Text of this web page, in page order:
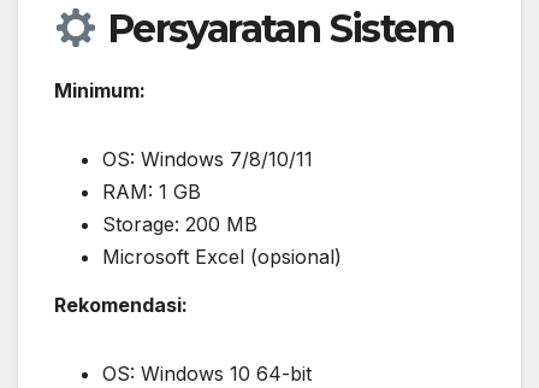
Persyaratan Sistem
Minimum:
OS: Windows 7/8/10/11
RAM: 1 GB
Storage: 200 MB
Microsoft Excel (opsional)
Rekomendasi:
OS: Windows 10 64-bit